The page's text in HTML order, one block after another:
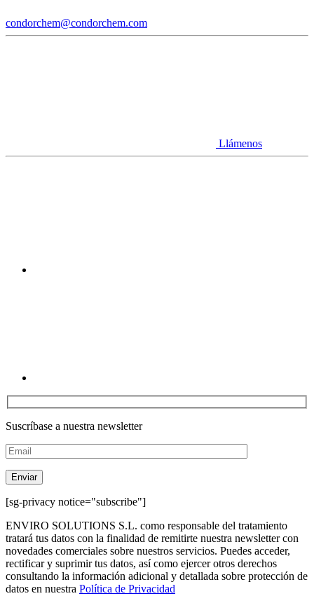
condorchem@condorchem.com
Llámenos
Suscríbase a nuestra newsletter
[sg-privacy notice="subscribe"]
ENVIRO SOLUTIONS S.L. como responsable del tratamiento
tratará tus datos con la finalidad de remitirte nuestra newsletter con
novedades comerciales sobre nuestros servicios. Puedes acceder,
rectificar y suprimir tus datos, así como ejercer otros derechos
consultando la información adicional y detallada sobre protección de
datos en nuestra Política de Privacidad